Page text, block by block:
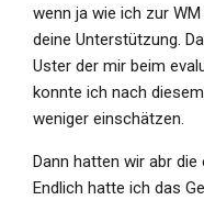
wenn ja wie ich zur
deine Unterstützung.
Uster der mir beim
konnte ich nach
weniger einschätzen.
Dann hatten wir abr die
Endlich hatte ich das